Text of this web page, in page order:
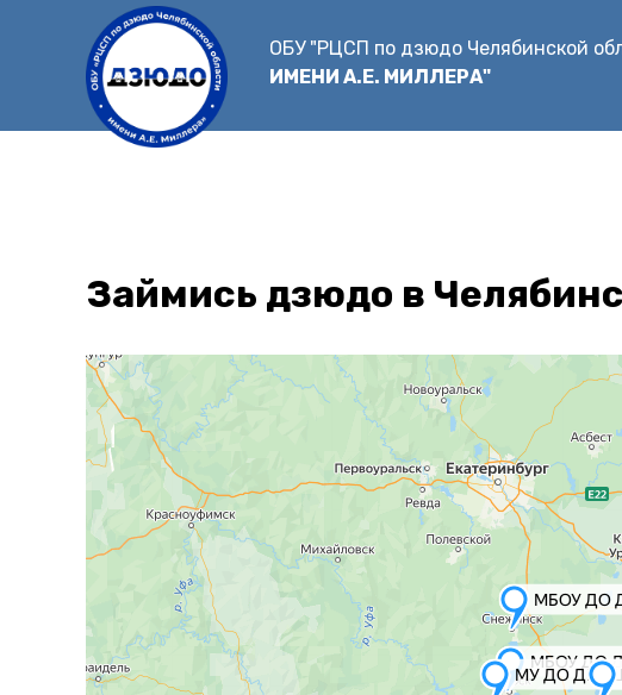
основному
содержанию
ОБУ "РЦСП по дзюдо Челябинской
ИМЕНИ А.Е. МИЛЛЕРА"
Займись дзюдо в